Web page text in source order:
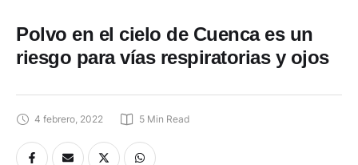
Polvo en el cielo de Cuenca es un
riesgo para vías respiratorias y ojos
4 febrero, 2022 5 Min Read